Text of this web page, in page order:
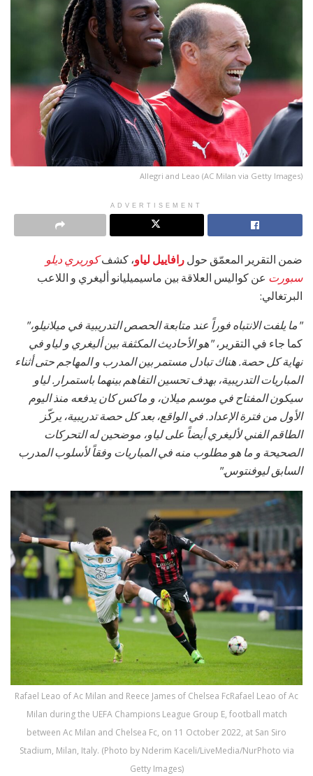
Allegri and Leao (AC Milan via Getty Images)
ADVERTISEMENT
ضمن التقرير المعمّق حول رافاييل لياو، كشفكوريري ديلو
سبورت عن كواليس العلاقة بين ماسيميليانو أليغري و اللاعب
البرتغالي:
"ما يلفت الانتباه فوراً عند متابعة الحصص التدريبية في ميلانيلو،"
كما جاء في التقرير،"هو الأحاديث المكثفة بين أليغري و لياو في
نهاية كل حصة. هناك تبادل مستمر بين المدرب و المهاجم حتى أثناء
المباريات التدريبية، بهدف تحسين التفاهم بينهما باستمرار. لياو
سيكون المفتاح في موسم ميلان، و ماكس كان يدفعه منذ اليوم
الأول من فترة الإعداد. في الواقع، بعد كل حصة تدريبية، يركّز
الطاقم الفني لأليغري أيضاً على لياو، موضحين له التحركات
الصحيحة و ما هو مطلوب منه في المباريات وفقاً لأسلوب المدرب
السابق ليوفنتوس."
Rafael Leao of Ac Milan and Reece James of Chelsea FcRafael Leao of Ac
Milan during the UEFA Champions League Group E, football match
between Ac Milan and Chelsea Fc, on 11 October 2022, at San Siro
Stadium, Milan, Italy. (Photo by Nderim Kaceli/LiveMedia/NurPhoto via
Getty Images)